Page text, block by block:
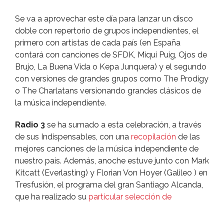
Se va a aprovechar este dí­a para lanzar un disco
doble con repertorio de grupos independientes, el
primero con artistas de cada paí­s (en España
contará con canciones de SFDK, Miqui Puig, Ojos de
Brujo, La Buena Vida o Kepa Junquera) y el segundo
con versiones de grandes grupos como The Prodigy
o The Charlatans versionando grandes clásicos de
la música independiente.
Radio 3 se ha sumado a esta celebración, a través
de sus Indispensables, con una recopilación de las
mejores canciones de la música independiente de
nuestro paí­s. Además, anoche estuve junto con Mark
Kitcatt (Everlasting) y Florian Von Hoyer (Galileo ) en
Tresfusión, el programa del gran Santiago Alcanda,
que ha realizado su particular selección de